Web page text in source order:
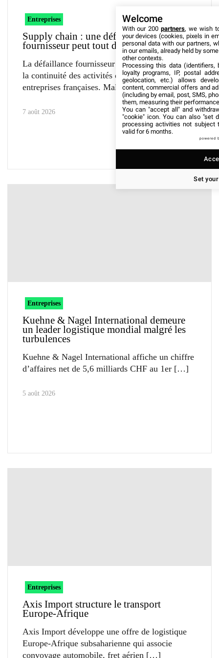
Entreprises
Supply chain : une défaillance
fournisseur peut tout désorganiser
La défaillance fournisseur menace directement
la continuité des activités de nombreuses
entreprises françaises. Malgré une
7 août 2026
Entreprises
Kuehne & Nagel International demeure
un leader logistique mondial malgré les
turbulences
Kuehne & Nagel International affiche un chiffre
d’affaires net de 5,6 milliards CHF au 1er
5 août 2026
Entreprises
Axis Import structure le transport
Europe-Afrique
Axis Import développe une offre de logistique
Europe-Afrique subsaharienne qui associe
convoyage automobile, fret aérien
Welcome
With our 200partners, we wish
your devices (cookies, pixels in
personal data with our partners,
in our emails, already held by
other contexts.
Processing this data (identifiers,
loyalty programs, IP, postal
geolocation, etc.) allows
content, commercial offers and
(including by email, post, SMS,
them, measuring their
You can "accept all" and
"cookie" icon. You can also "set
processing activities not subject
valid for 6 months.
powered
Set